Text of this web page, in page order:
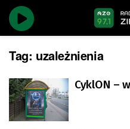
Tag: uzależnienia
CyklON –